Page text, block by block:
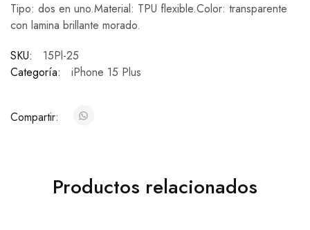
Tipo: dos en uno.Material: TPU flexible.Color: transparente
con lamina brillante morado.
SKU:
15Pl-25
Categoría:
iPhone 15 Plus
Compartir:
Productos relacionados